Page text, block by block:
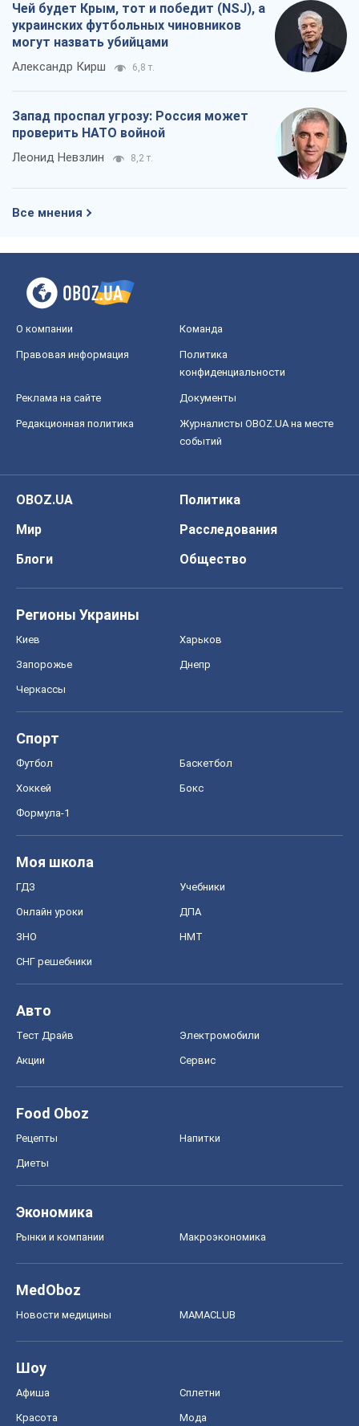
Чей будет Крым, тот и победит (NSJ), а
украинских футбольных чиновников
могут назвать убийцами
Александр Кирш 6,8 т.
Запад проспал угрозу: Россия может
проверить НАТО войной
Леонид Невзлин 8,2 т.
Все мнения
О компании Команда
Правовая информация
Политика
конфиденциальности
Реклама на сайте Документы
Редакционная политика
Журналисты OBOZ.UA на месте
событий
OBOZ.UA
Политика
Мир
Расследования
Блоги
Общество
Регионы Украины
Киев Харьков
Запорожье Днепр
Черкассы
Спорт
Футбол Баскетбол
Хоккей Бокс
Формула-1
Моя школа
ГДЗ Учебники
Онлайн уроки ДПА
ЗНО НМТ
СНГ решебники
Авто
Тест Драйв Электромобили
Акции Сервис
Food Oboz
Рецепты Напитки
Диеты
Экономика
Рынки и компании Mакроэкономика
MedOboz
Новости медицины MAMACLUB
Шоу
Афиша Сплетни
Красота Мода